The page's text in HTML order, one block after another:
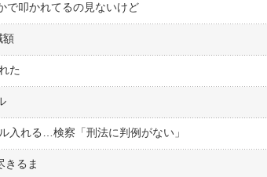
で叩かれてるの見ないけど
額
た
入れる…検察「刑法に判例がない」
きるま